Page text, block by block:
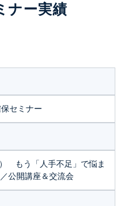
ナー実績
セミナー
もう「人手不足」で悩ま
公開講座＆交流会